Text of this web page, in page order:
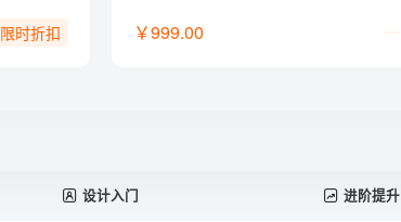
限时折扣 ￥999.00
设计入门 进阶提升